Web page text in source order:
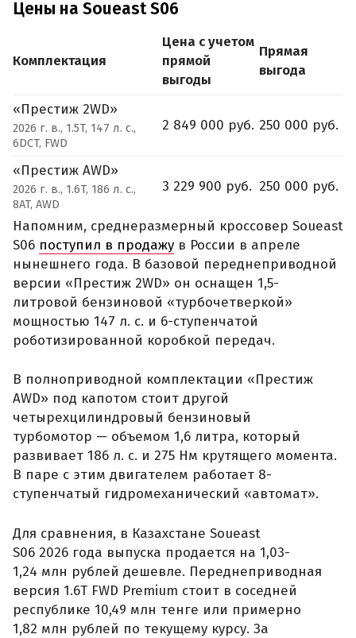
Цены на Soueast S06
Комплектация
Цена с учетом
прямой
выгоды
Прямая
выгода
«Престиж 2WD»
2026 г. в., 1.5T, 147 л. с.,
6DCT, FWD
2 849 000 руб. 250 000 руб.
«Престиж AWD»
2026 г. в., 1.6T, 186 л. с.,
8AT, AWD
3 229 900 руб. 250 000 руб.
Напомним, среднеразмерный кроссовер Soueast
S06 поступил в продажу в России в апреле
нынешнего года. В базовой переднеприводной
версии «Престиж 2WD» он оснащен 1,5-
литровой бензиновой «турбочетверкой»
мощностью 147 л. с. и 6-ступенчатой
роботизированной коробкой передач.
В полноприводной комплектации «Престиж
AWD» под капотом стоит другой
четырехцилиндровый бензиновый
турбомотор — объемом 1,6 литра, который
развивает 186 л. с. и 275 Нм крутящего момента.
В паре с этим двигателем работает 8-
ступенчатый гидромеханический «автомат».
Для сравнения, в Казахстане Soueast
S06 2026 года выпуска продается на 1,03-
1,24 млн рублей дешевле. Переднеприводная
версия 1.6T FWD Premium стоит в соседней
республике 10,49 млн тенге или примерно
1,82 млн рублей по текущему курсу. За